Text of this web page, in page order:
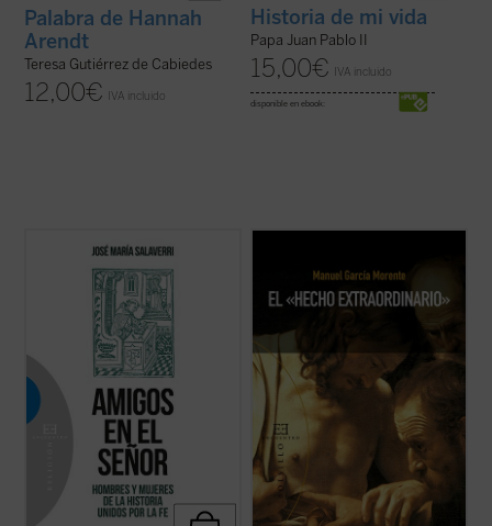
Palabra de Hannah
Arendt
Teresa Gutiérrez de Cabiedes
12,00€ IVA incluido
Historia de mi vida
Papa Juan Pablo II
15,00€ IVA incluido
disponible en ebook:
La experiencia de amistad, profundamente
circunscrita en la antigüedad a la relación
entre varones; apenas se mencionan --y
siempre con sospecha--amistades entre
mujeres. Las relaciones de amistad
(ver ficha)
siglo XX, relata magistralmente, en una
carta enviada a su amigo el P. José María
García Lahiguera, «el hecho
durante su ...